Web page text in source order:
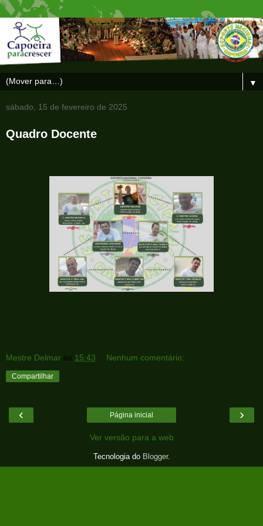
▼
sábado, 15 de fevereiro de 2025
Quadro Docente
Mestre Delmar às 15:43 Nenhum comentário:
Compartilhar
‹ ›
Página inicial
Ver versão para a web
Tecnologia do Blogger.